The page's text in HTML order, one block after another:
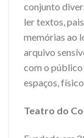
conjunto
ler textos,
memórias ao
arquivo
com o público
espaços,
Teatro do